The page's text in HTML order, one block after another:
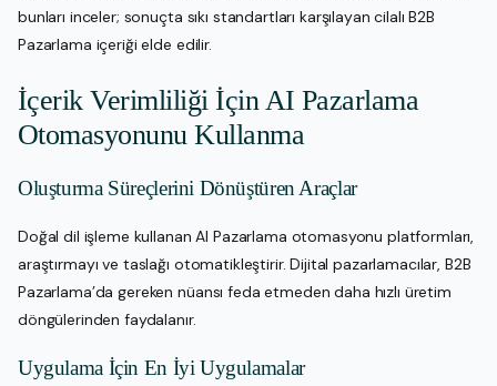
bunları inceler; sonuçta sıkı standartları karşılayan cilalı B2B
Pazarlama içeriği elde edilir.
İçerik Verimliliği İçin AI Pazarlama
Otomasyonunu Kullanma
Oluşturma Süreçlerini Dönüştüren Araçlar
Doğal dil işleme kullanan AI Pazarlama otomasyonu platformları,
araştırmayı ve taslağı otomatikleştirir. Dijital pazarlamacılar, B2B
Pazarlama’da gereken nüansı feda etmeden daha hızlı üretim
döngülerinden faydalanır.
Uygulama İçin En İyi Uygulamalar